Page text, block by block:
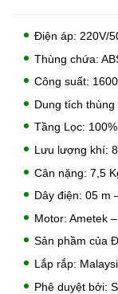
Điện áp: 220V/
Thùng chứa:
Công suất:
Dung tích thùng
Tầng Lọc:
Lưu lượng khí:
Cân nặng: 7,5
Dây điện: 05 m
Motor: Ametek
Sản phầm của
Lắp rắp:
Phê duyệt bởi: